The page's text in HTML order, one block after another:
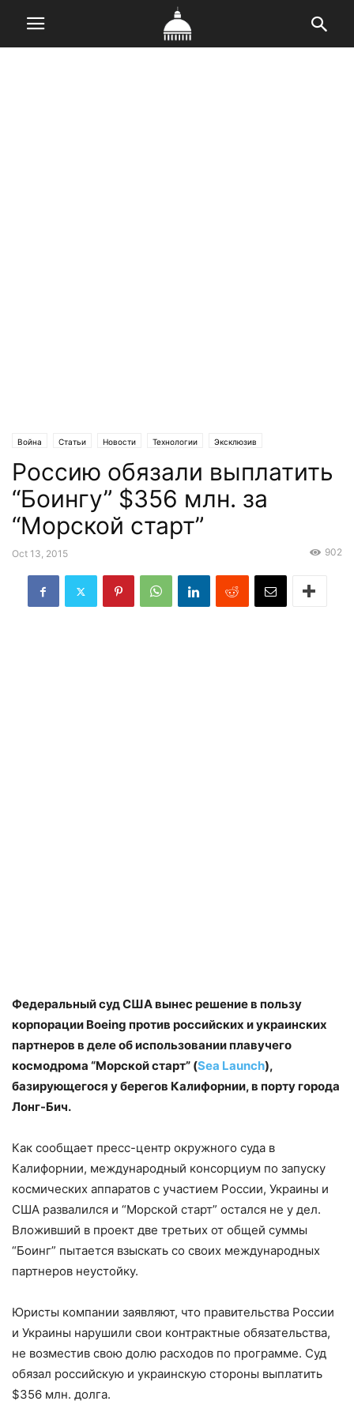
Война Статьи Новости Технологии Эксклюзив
Россию обязали выплатить
“Боингу” $356 млн. за
“Морской старт”
Oct 13, 2015 902
Федеральный суд США вынес решение в пользу
корпорации Boeing против российских и украинских
партнеров в деле об использовании плавучего
космодрома “Морской старт” (Sea Launch),
базирующегося у берегов Калифорнии, в порту города
Лонг-Бич.
Как сообщает пресс-центр окружного суда в
Калифорнии, международный консорциум по запуску
космических аппаратов с участием России, Украины и
США развалился и “Морской старт” остался не у дел.
Вложивший в проект две третьих от общей суммы
“Боинг” пытается взыскать со своих международных
партнеров неустойку.
Юристы компании заявляют, что правительства России
и Украины нарушили свои контрактные обязательства,
не возместив свою долю расходов по программе. Суд
обязал российскую и украинскую стороны выплатить
$356 млн. долга.